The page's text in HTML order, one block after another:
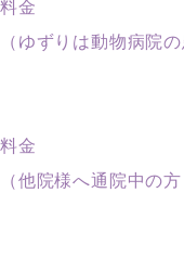
料金
（ゆずりは動物病院の
料金
（他院様へ通院中の